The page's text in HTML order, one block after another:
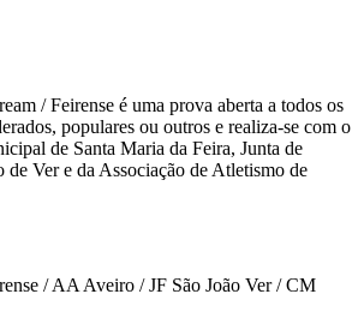
/ Feirense é uma prova aberta a todos os
populares ou outros e realiza-se com o
de Santa Maria da Feira, Junta de
de Ver e da Associação de Atletismo de
/ AA Aveiro / JF São João Ver / CM